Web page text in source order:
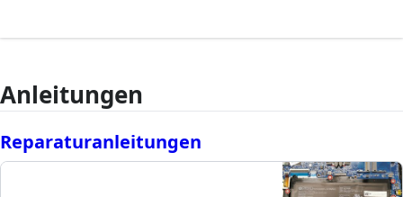
Anleitungen
Reparaturanleitungen